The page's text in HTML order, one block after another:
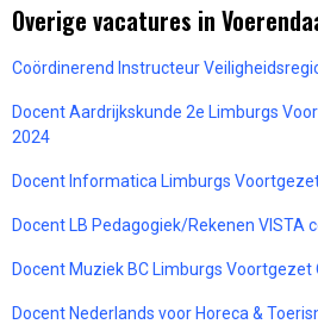
Overige vacatures in
Coördinerend Instructeur
Docent Aardrijkskunde 2e Limburgs
2024
Docent Informatica Limburgs
Docent LB Pedagogiek/Rekenen VISTA
Docent Muziek BC Limburgs
Docent Nederlands voor Horeca &